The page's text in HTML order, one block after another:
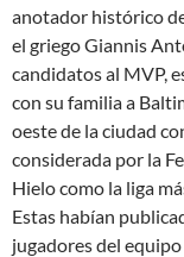
anotador histórico
el griego Giannis
candidatos al MVP,
con su familia a
oeste de la ciudad
considerada por la
Hielo como la liga
Estas habían
jugadores del